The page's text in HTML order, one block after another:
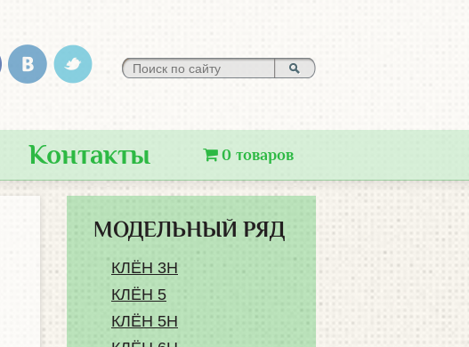
Контакты 0 товаров
МОДЕЛЬНЫЙ РЯД
КЛЁН 3Н
КЛЁН 5
КЛЁН 5Н